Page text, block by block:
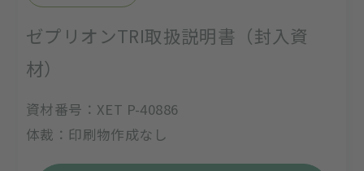
ゼプリオンTRI取扱説明書（封入資
材）
資材番号：XET P-40886
体裁：印刷物作成なし